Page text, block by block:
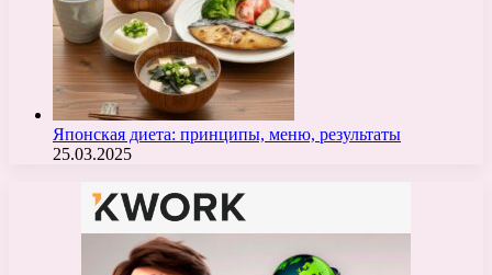
Японская диета: принципы, меню, результаты
25.03.2025